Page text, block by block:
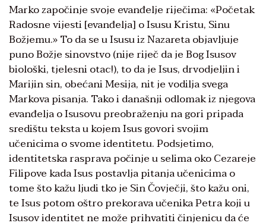
Marko započinje svoje evanđelje riječima: «Početak
Radosne vijesti [evanđelja] o Isusu Kristu, Sinu
Božjemu.» To da se u Isusu iz Nazareta objavljuje
puno Božje sinovstvo (nije riječ da je Bog Isusov
biološki, tjelesni otac!), to da je Isus, drvodjeljin i
Marijin sin, obećani Mesija, nit je vodilja svega
Markova pisanja. Tako i današnji odlomak iz njegova
evanđelja o Isusovu preobraženju na gori pripada
središtu teksta u kojem Isus govori svojim
učenicima o svome identitetu. Podsjetimo,
identitetska rasprava počinje u selima oko Cezareje
Filipove kada Isus postavlja pitanja učenicima o
tome što kažu ljudi tko je Sin Čovječji, što kažu oni,
te Isus potom oštro prekorava učenika Petra koji u
Isusov identitet ne može prihvatiti činjenicu da će